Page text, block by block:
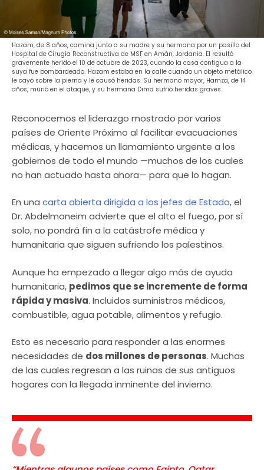
Hazam, de 8 años, camina junto a su madre y su hermana por un pasillo del
Hospital de Cirugía Reconstructiva de MSF en Amán, Jordania. El resultó
gravemente herido el 10 de octubre de 2023, cuando la casa contigua a la
suya fue bombardeada. Hazam estaba en la calle cuando un objeto metálico
le cayó sobre la pierna y le causó heridas. Su hermano mayor, Hamza, de 14
años, murió en el ataque, y su hermana Dima sufrió heridas graves.
Reconocemos el liderazgo mostrado por varios
países de Oriente Próximo al facilitar evacuaciones
médicas, y hacemos un llamamiento urgente a los
gobiernos de todo el mundo —muchos de los cuales
no han actuado hasta ahora— para que lo hagan.
En una carta abierta dirigida a los jefes de Estado, el
Dr. Abdelmoneim advierte que el alto el fuego, por sí
solo, no pondrá fin a la catástrofe médica y
humanitaria que siguen sufriendo los palestinos.
Aunque ha empezado a llegar algo más de ayuda
humanitaria, pedimos que se incremente de forma
rápida y masiva. Incluidos suministros médicos,
combustible, agua potable, alimentos y refugio.
Esto es necesario para responder a las enormes
necesidades de dos millones de personas. Muchas
de las cuales regresan a las ruinas de sus antiguos
hogares con la llegada inminente del invierno.